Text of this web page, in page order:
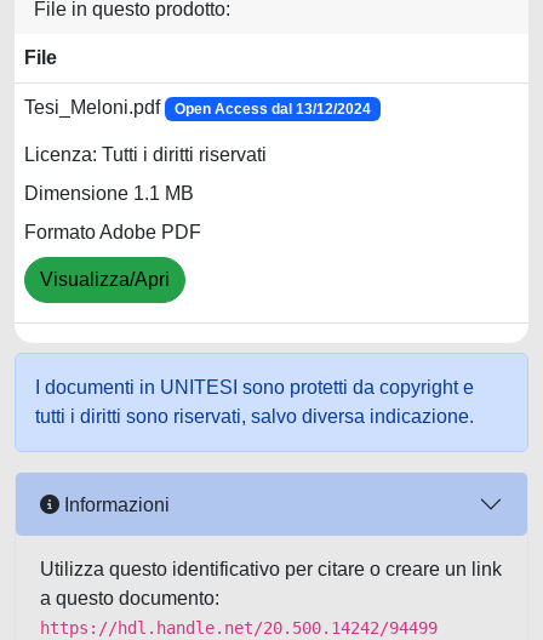
File in questo prodotto:
File
Tesi_Meloni.pdf Open Access dal 13/12/2024
Licenza: Tutti i diritti riservati
Dimensione 1.1 MB
Formato Adobe PDF
Visualizza/Apri
I documenti in UNITESI sono protetti da copyright e
tutti i diritti sono riservati, salvo diversa indicazione.
Informazioni
Utilizza questo identificativo per citare o creare un link
a questo documento:
https://hdl.handle.net/20.500.14242/94499